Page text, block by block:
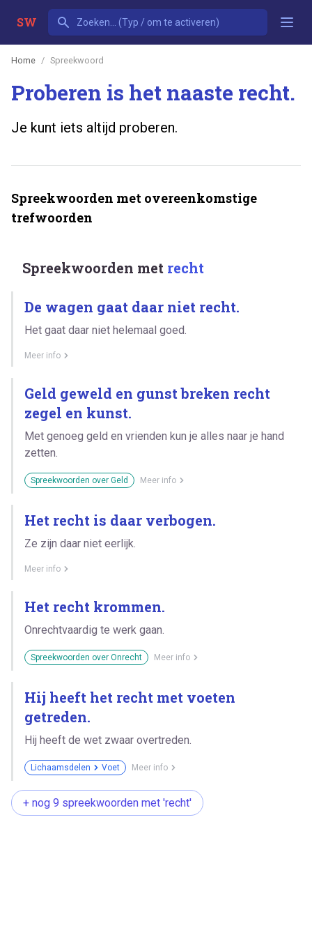
SW
Home Spreekwoord
Proberen is het naaste recht.
Je kunt iets altijd proberen.
Spreekwoorden met overeenkomstige
trefwoorden
Spreekwoorden met recht
De wagen gaat daar niet recht.
Het gaat daar niet helemaal goed.
Meer info
Geld geweld en gunst breken recht
zegel en kunst.
Met genoeg geld en vrienden kun je alles naar je hand
zetten.
Spreekwoorden over Geld Meer info
Het recht is daar verbogen.
Ze zijn daar niet eerlijk.
Meer info
Het recht krommen.
Onrechtvaardig te werk gaan.
Spreekwoorden over Onrecht Meer info
Hij heeft het recht met voeten
getreden.
Hij heeft de wet zwaar overtreden.
Lichaamsdelen Voet Meer info
+ nog 9 spreekwoorden met 'recht'